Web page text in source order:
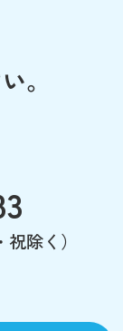
。
除く）